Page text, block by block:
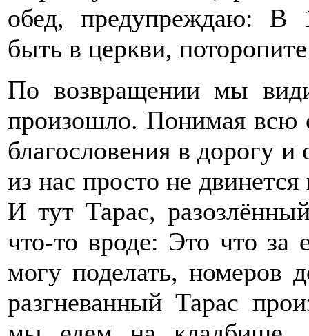
обед, предупреждаю: В
быть в церкви,
По возвращении мы
произошло. Понимая всю
благословения в дорогу
из нас просто не
И тут Тарас,
что-то вроде: Это что
могу поделать, номеров
разгневанный Тарас